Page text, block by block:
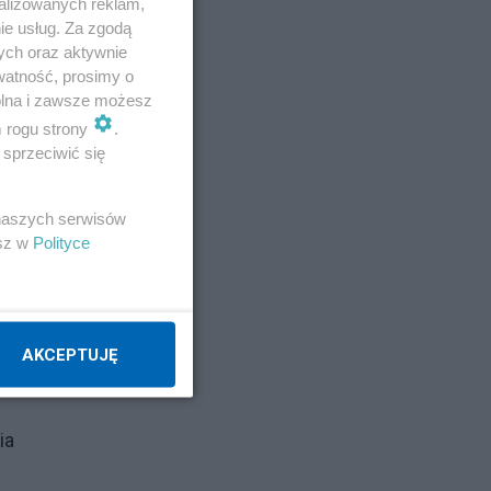
usług. Za zgodą
oraz aktywnie
prosimy o
i zawsze możesz
rogu strony
.
się
serwisów
w Polityce
AKCEPTUJĘ